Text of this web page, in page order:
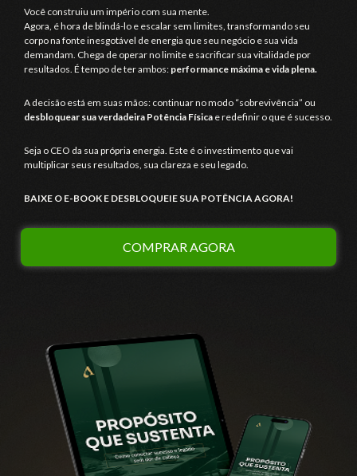
Você construiu um império com sua mente.
Agora, é hora de blindá-lo e escalar sem limites, transformando seu
corpo na fonte inesgotável de energia que seu negócio e sua vida
demandam. Chega de operar no limite e sacrificar sua vitalidade por
resultados. É tempo de ter ambos: performance máxima e vida plena.
A decisão está em suas mãos: continuar no modo “sobrevivência” ou
desbloquear sua verdadeira Potência Física e redefinir o que é sucesso.
Seja o CEO da sua própria energia. Este é o investimento que vai
multiplicar seus resultados, sua clareza e seu legado.
BAIXE O E-BOOK E DESBLOQUEIE SUA POTÊNCIA AGORA!
COMPRAR AGORA